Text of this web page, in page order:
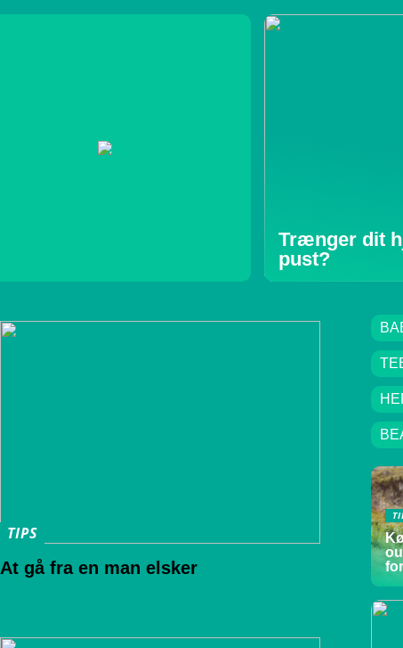
Trænger dit
pust?
TIPS
At gå fra en man elsker